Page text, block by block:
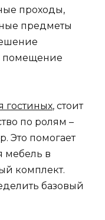
проходы,
предметы
помещение
гостиных, стоит
по ролям –
Это помогает
мебель в
комплект.
базовый